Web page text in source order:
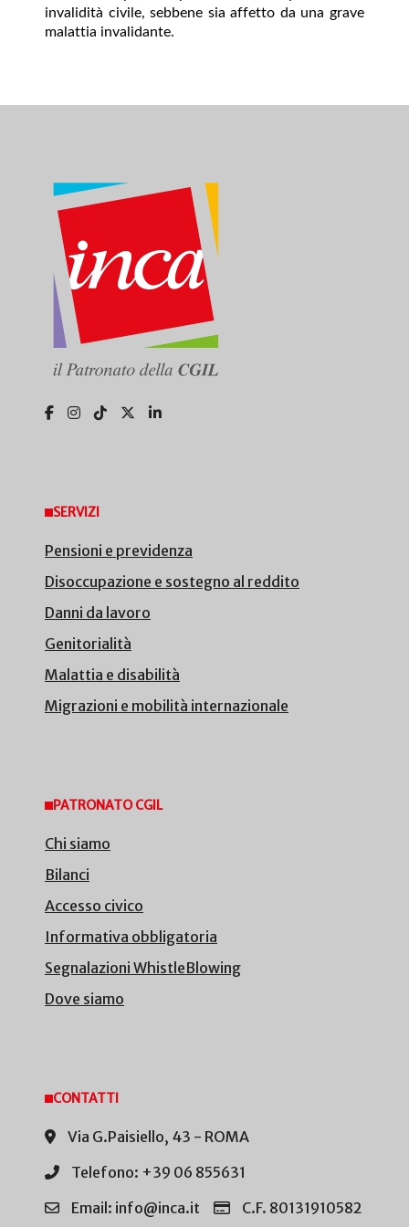
invalidità civile, sebbene sia affetto da una grave
malattia invalidante.
SERVIZI
Pensioni e previdenza
Disoccupazione e sostegno al reddito
Danni da lavoro
Genitorialità
Malattia e disabilità
Migrazioni e mobilità internazionale
PATRONATO CGIL
Chi siamo
Bilanci
Accesso civico
Informativa obbligatoria
Segnalazioni WhistleBlowing
Dove siamo
CONTATTI
Via G.Paisiello, 43 - ROMA
Telefono: +39 06 855631
Email: info@inca.it
C.F. 80131910582